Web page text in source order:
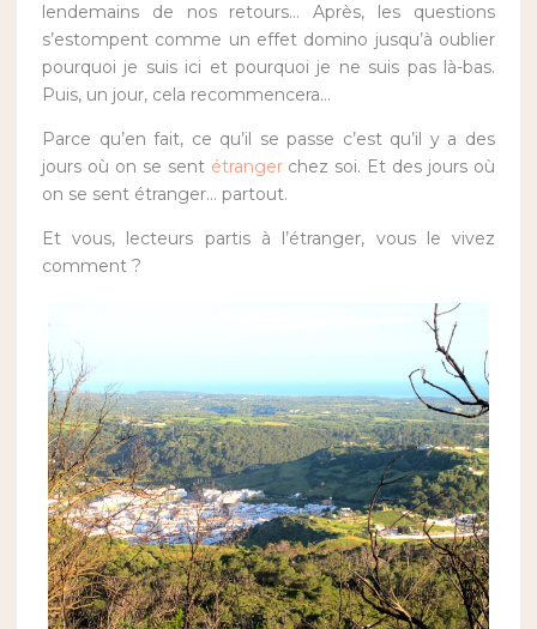
lendemains de nos retours… Après, les questions
s’estompent comme un effet domino jusqu’à oublier
pourquoi je suis ici et pourquoi je ne suis pas là-bas.
Puis, un jour, cela recommencera…
Parce qu’en fait, ce qu’il se passe c’est qu’il y a des
jours où on se sent étrangerchez soi. Et des jours où
on se sent étranger… partout.
Et vous, lecteurs partis à l’étranger, vous le vivez
comment ?